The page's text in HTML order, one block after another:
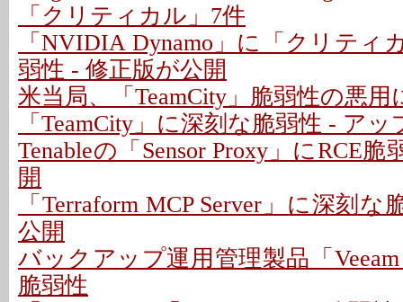
「クリティカル」7件
「NVIDIA Dynamo」に「クリティ
弱性 - 修正版が公開
米当局、「TeamCity」脆弱性の悪用
「TeamCity」に深刻な脆弱性 - ア
Tenableの「Sensor Proxy」にRCE
開
「Terraform MCP Server」に深刻
公開
バックアップ運用管理製品「
脆弱性